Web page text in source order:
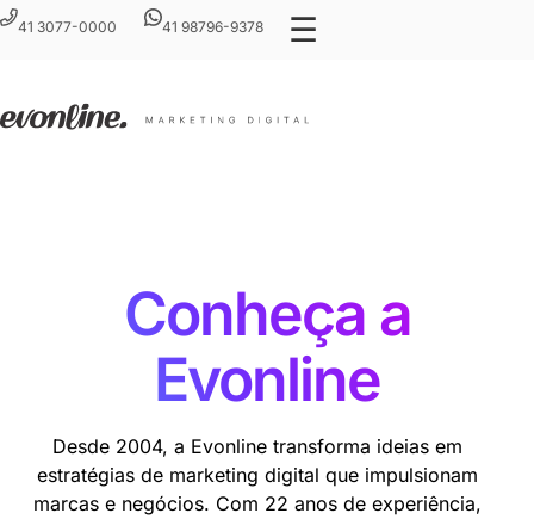
41 3077-0000 41 98796-9378 ☰
Conheça a
Evonline
Desde 2004, a Evonline transforma ideias em
estratégias de marketing digital que impulsionam
marcas e negócios. Com 22 anos de experiência,